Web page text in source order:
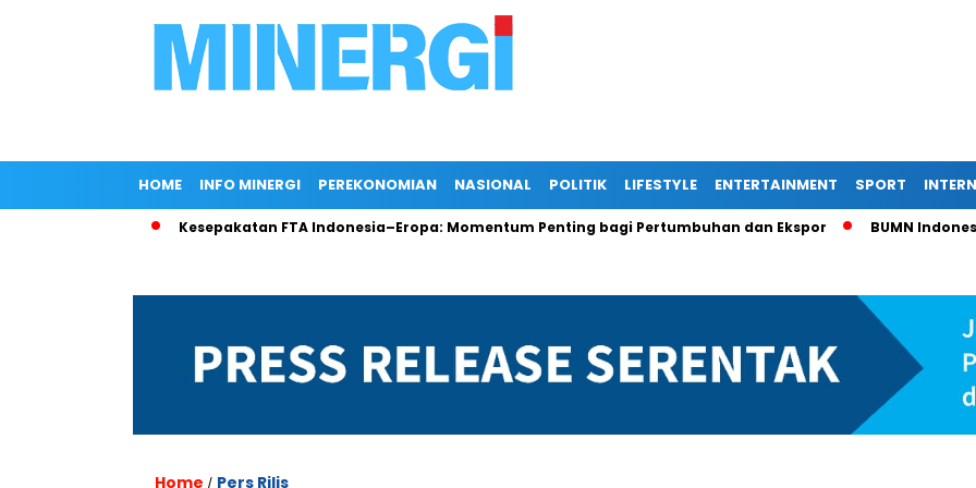
HOME INFO MINERGI PEREKONOMIAN NASIONAL POLITIK LIFESTYLE ENTERTAINMENT SPORT
Kesepakatan FTA Indonesia–Eropa: Momentum Penting bagi Pertumbuhan dan Ekspor BUMN Indonesia di
Home / Pers Rilis